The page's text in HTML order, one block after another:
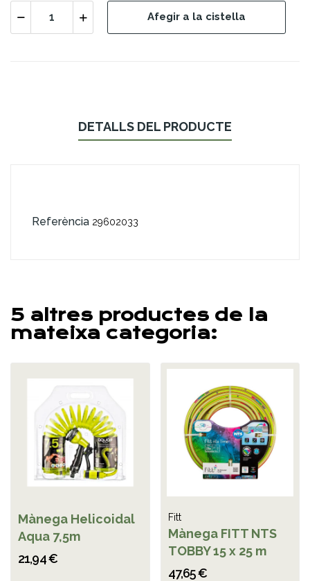
Afegir a la cistella
DETALLS DEL PRODUCTE
Referència 29602033
5 altres productes de la
mateixa categoria:
Mànega Helicoidal
Aqua 7,5m
21,94 €
Fitt
Mànega FITT NTS
TOBBY 15 x 25 m
47,65 €